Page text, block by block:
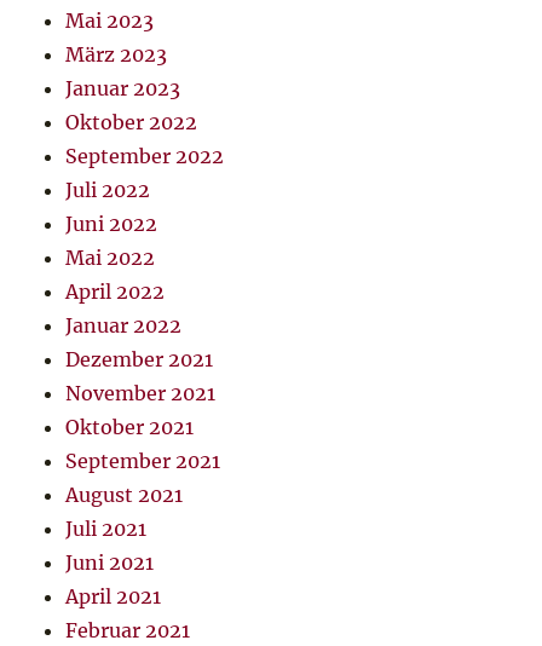
Mai 2023
März 2023
Januar 2023
Oktober 2022
September 2022
Juli 2022
Juni 2022
Mai 2022
April 2022
Januar 2022
Dezember 2021
November 2021
Oktober 2021
September 2021
August 2021
Juli 2021
Juni 2021
April 2021
Februar 2021